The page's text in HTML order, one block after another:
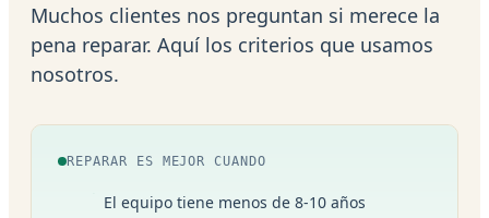
Muchos clientes nos preguntan si merece la
pena reparar. Aquí los criterios que usamos
nosotros.
REPARAR ES MEJOR CUANDO
El equipo tiene menos de 8-10 años